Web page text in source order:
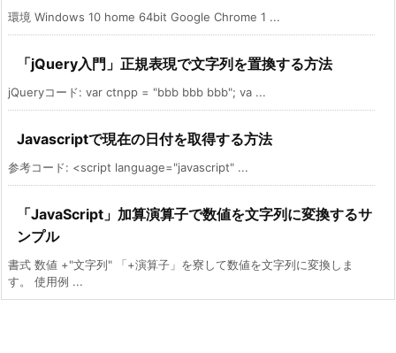
環境 Windows 10 home 64bit Google Chrome 1 ...
「jQuery入門」正規表現で文字列を置換する方法
jQueryコード: var ctnpp = "bbb bbb bbb"; va ...
Javascriptで現在の日付を取得する方法
参考コード: <script language="javascript" ...
「JavaScript」加算演算子で数値を文字列に変換するサ
ンプル
書式 数値 +"文字列" 「+演算子」を寮して数値を文字列に変換しま
す。 使用例 ...